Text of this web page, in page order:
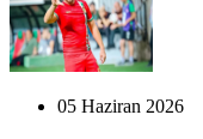
05 Haziran 2026